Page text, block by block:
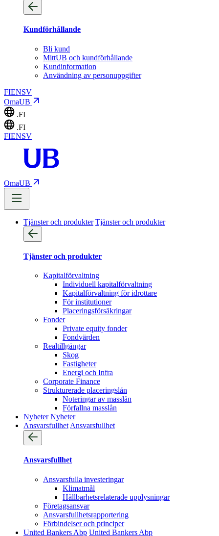
Kundförhållande
Bli kund
MittUB och kundförhållande
Kundinformation
Användning av personuppgifter
FIENSV
OmaUB
.FI
.FI
FIENSV
OmaUB
Tjänster och produkter Tjänster och produkter
Tjänster och produkter
Kapitalförvaltning
Individuell kapitalförvaltning
Kapitalförvaltning för idrottare
För institutioner
Placeringsförsäkringar
Fonder
Private equity fonder
Fondvärden
Realtillgångar
Skog
Fastigheter
Energi och Infra
Corporate Finance
Strukturerade placeringslån
Noteringar av masslån
Förfallna masslån
Nyheter Nyheter
Ansvarsfullhet Ansvarsfullhet
Ansvarsfullhet
Ansvarsfulla investeringar
Klimatmål
Hållbarhetsrelaterade upplysningar
Företagsansvar
Ansvarsfullhets­rapportering
Förbindelser och principer
United Bankers Abp United Bankers Abp